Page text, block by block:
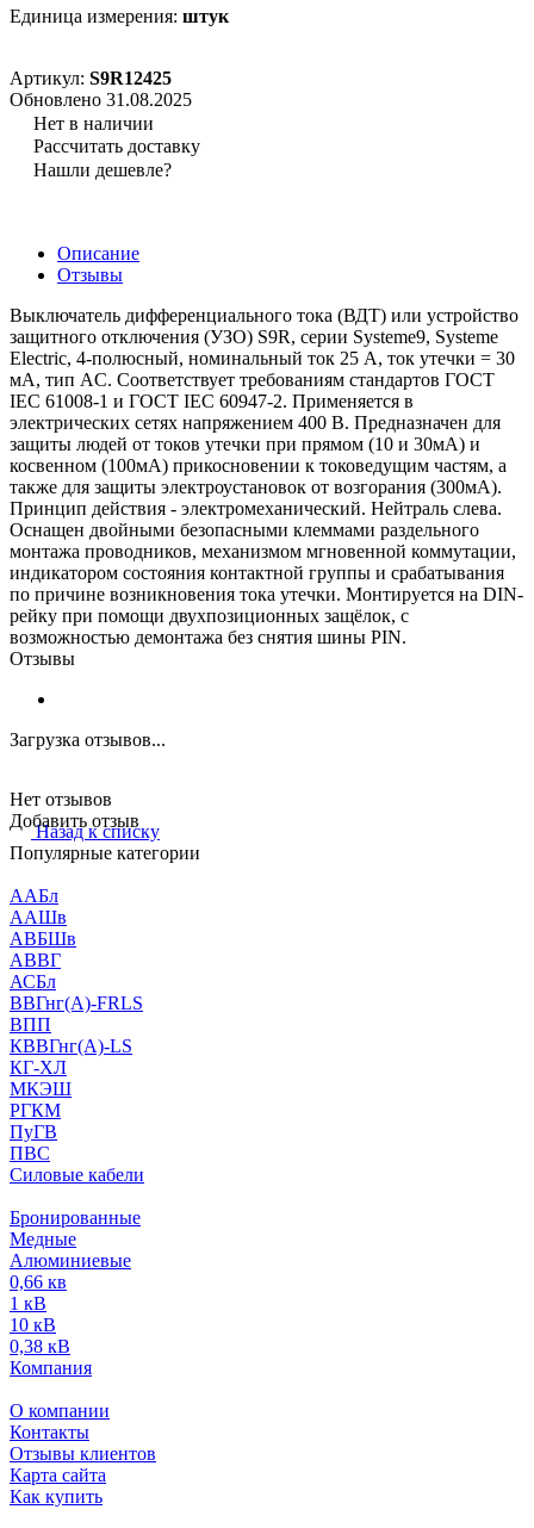
Единица измерения: штук
Артикул: S9R12425
Обновлено 31.08.2025
Нет в наличии
Рассчитать доставку
Нашли дешевле?
Описание
Отзывы
Выключатель дифференциального тока (ВДТ) или устройство
защитного отключения (УЗО) S9R, серии Systeme9, Systeme
Electric, 4-полюсный, номинальный ток 25 А, ток утечки = 30
мА, тип AC. Соответствует требованиям стандартов ГОСТ
IEC 61008-1 и ГОСТ IEC 60947-2. Применяется в
электрических сетях напряжением 400 В. Предназначен для
защиты людей от токов утечки при прямом (10 и 30мА) и
косвенном (100мА) прикосновении к токоведущим частям, а
также для защиты электроустановок от возгорания (300мА).
Принцип действия - электромеханический. Нейтраль слева.
Оснащен двойными безопасными клеммами раздельного
монтажа проводников, механизмом мгновенной коммутации,
индикатором состояния контактной группы и срабатывания
по причине возникновения тока утечки. Монтируется на DIN-
рейку при помощи двухпозиционных защёлок, с
возможностью демонтажа без снятия шины PIN.
Отзывы
Загрузка отзывов...
Нет отзывов
Добавить отзыв
Назад к списку
Популярные категории
ААБл
ААШв
АВБШв
АВВГ
АСБл
ВВГнг(А)-FRLS
ВПП
КВВГнг(А)-LS
КГ-ХЛ
МКЭШ
РГКМ
ПуГВ
ПВС
Силовые кабели
Бронированные
Медные
Алюминиевые
0,66 кв
1 кВ
10 кВ
0,38 кВ
Компания
О компании
Контакты
Отзывы клиентов
Карта сайта
Как купить